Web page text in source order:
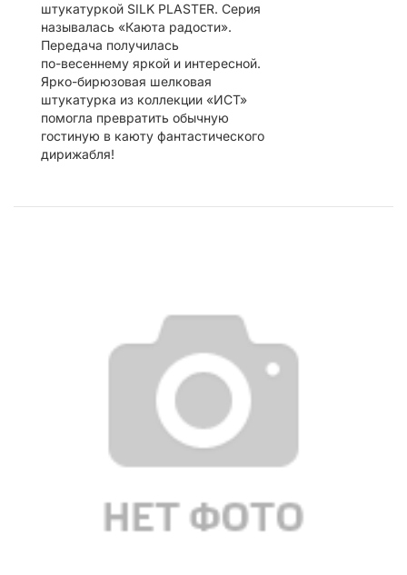
штукатуркой SILK PLASTER. Серия
называлась «Каюта радости».
Передача получилась
по-весеннему яркой и интересной.
Ярко-бирюзовая шелковая
штукатурка из коллекции «ИСТ»
помогла превратить обычную
гостиную в каюту фантастического
дирижабля!